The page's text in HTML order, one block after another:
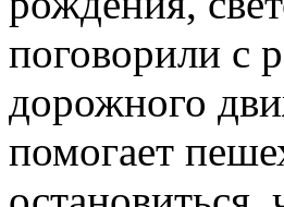
поговорили с
дорожного
помогает